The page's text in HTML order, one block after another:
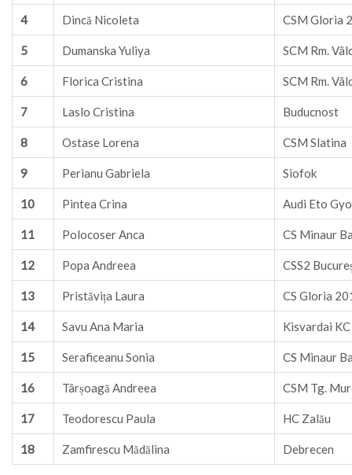
4 Dincă Nicoleta CSM Gloria
5 Dumanska Yuliya SCM Rm.
6 Florica Cristina SCM Rm.
7 Laslo Cristina Buducnost
8 Ostase Lorena CSM Slatina
9 Perianu Gabriela Siofok
10 Pintea Crina Audi Eto
11 Polocoser Anca CS Minaur
12 Popa Andreea CSS2
13 Pristăvița Laura CS Gloria
14 Savu Ana Maria Kisvardai KC
15 Seraficeanu Sonia CS Minaur
16 Târșoagă Andreea CSM Tg.
17 Teodorescu Paula HC Zalău
18 Zamfirescu Mădălina Debrecen